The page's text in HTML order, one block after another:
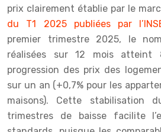
prix clairement établie par le
du T1 2025 publiées par
premier trimestre 2025, le
réalisées sur 12 mois atteint
progression des prix des
sur un an (+0,7% pour les
maisons). Cette stabilisation
trimestres de baisse facilite